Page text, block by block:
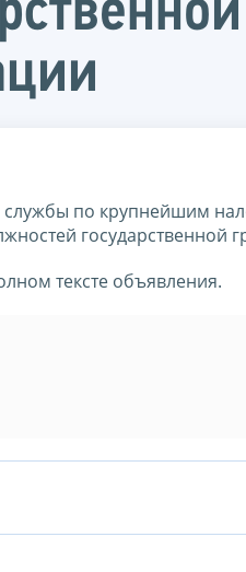
по крупнейшим
государственной
тексте объявления.